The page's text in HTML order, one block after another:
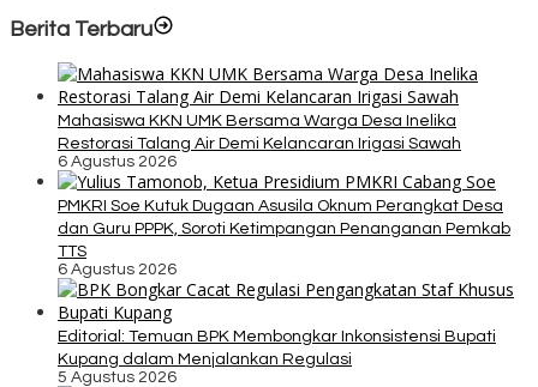
Berita Terbaru
Mahasiswa KKN UMK Bersama Warga Desa Inelika
Restorasi Talang Air Demi Kelancaran Irigasi Sawah
6 Agustus 2026
PMKRI Soe Kutuk Dugaan Asusila Oknum Perangkat Desa
dan Guru PPPK, Soroti Ketimpangan Penanganan Pemkab
TTS
6 Agustus 2026
Editorial: Temuan BPK Membongkar Inkonsistensi Bupati
Kupang dalam Menjalankan Regulasi
5 Agustus 2026